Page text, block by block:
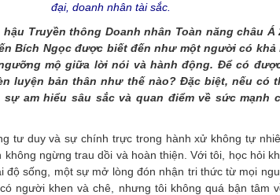
đại, doanh nhân tài sắc.
Truyền thông Doanh nhân Toàn năng châu Á
Bích Ngọc được biết đến như một người có khả
mộ giữa lời nói và hành động. Để có
luyện bản thân như thế nào? Đặc biệt, nếu có
am hiểu sâu sắc và quan điểm về sức mạnh
tư duy và sự chính trực trong hành xử không tự
ngừng trau dồi và hoàn thiện. Với tôi, học hỏi
độ sống, một sự mở lòng đón nhận tri thức từ mọi
người khen và chê, nhưng tôi không quá bận tâm